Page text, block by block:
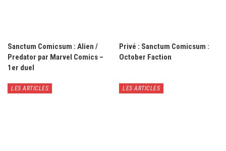
Sanctum Comicsum : Alien /
Predator par Marvel Comics –
1er duel
Privé : Sanctum Comicsum :
October Faction
LES ARTICLES LES ARTICLES